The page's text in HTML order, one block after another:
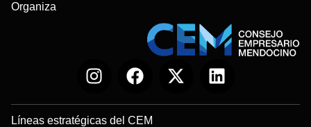
Organiza
Líneas estratégicas del CEM